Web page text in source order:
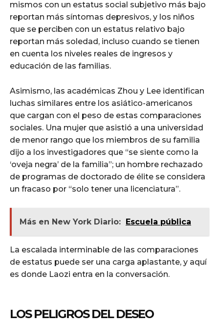
mismos con un estatus social subjetivo más bajo
reportan más síntomas depresivos, y los niños
que se perciben con un estatus relativo bajo
reportan más soledad, incluso cuando se tienen
en cuenta los niveles reales de ingresos y
educación de las familias.
Asimismo, las académicas Zhou y Lee identifican
luchas similares entre los asiático-americanos
que cargan con el peso de estas comparaciones
sociales. Una mujer que asistió a una universidad
de menor rango que los miembros de su familia
dijo a los investigadores que “se siente como la
‘oveja negra’ de la familia”; un hombre rechazado
de programas de doctorado de élite se considera
un fracaso por “solo tener una licenciatura”.
Más en New York Diario: Escuela pública
La escalada interminable de las comparaciones
de estatus puede ser una carga aplastante, y aquí
es donde Laozi entra en la conversación.
LOS PELIGROS DEL DESEO